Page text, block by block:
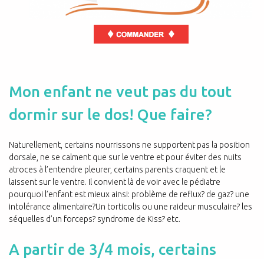
Mon enfant ne veut pas du tout
dormir sur le dos! Que faire?
Naturellement, certains nourrissons ne supportent pas la position
dorsale, ne se calment que sur le ventre et pour éviter des nuits
atroces à l’entendre pleurer, certains parents craquent et le
laissent sur le ventre. Il convient là de voir avec le pédiatre
pourquoi l’enfant est mieux ainsi: problème de reflux? de gaz? une
intolérance alimentaire?Un torticolis ou une raideur musculaire? les
séquelles d’un forceps? syndrome de Kiss? etc.
A partir de 3/4 mois, certains